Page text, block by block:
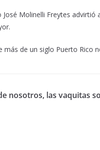
Molinelli Freytes
más de un siglo Puerto
nosotros, las vaquitas